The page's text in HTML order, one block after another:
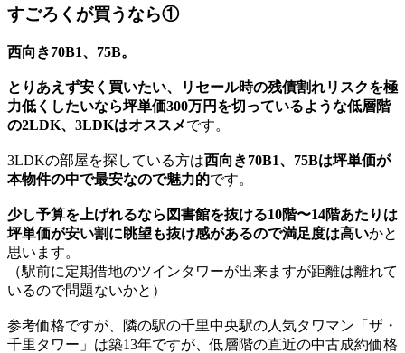
すごろくが買うなら①
西向き70B1、75B。
とりあえず安く買いたい、リセール時の残債割れリスクを極
力低くしたいなら坪単価300万円を切っているような低層階
の2LDK、3LDKはオススメです。
3LDKの部屋を探している方は西向き70B1、75Bは坪単価が
本物件の中で最安なので魅力的です。
少し予算を上げれるなら図書館を抜ける10階〜14階あたりは
坪単価が安い割に眺望も抜け感があるので満足度は高いかと
思います。
（駅前に定期借地のツインタワーが出来ますが距離は離れて
いるので問題ないかと）
参考価格ですが、隣の駅の千里中央駅の人気タワマン「ザ・
千里タワー」は築13年ですが、低層階の直近の中古成約価格